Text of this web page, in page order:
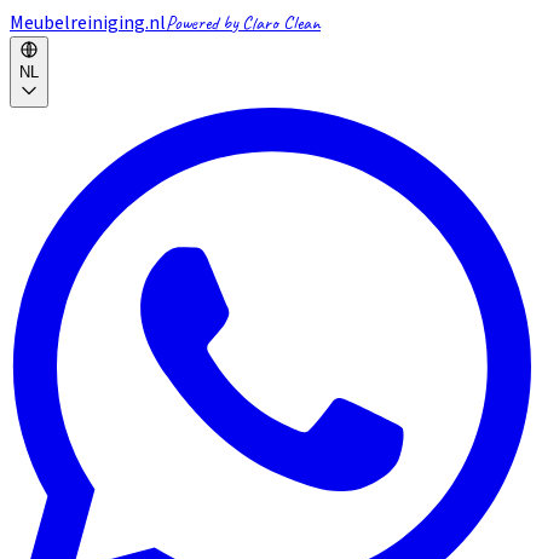
Meubelreiniging.nlPowered by Claro Clean
NL